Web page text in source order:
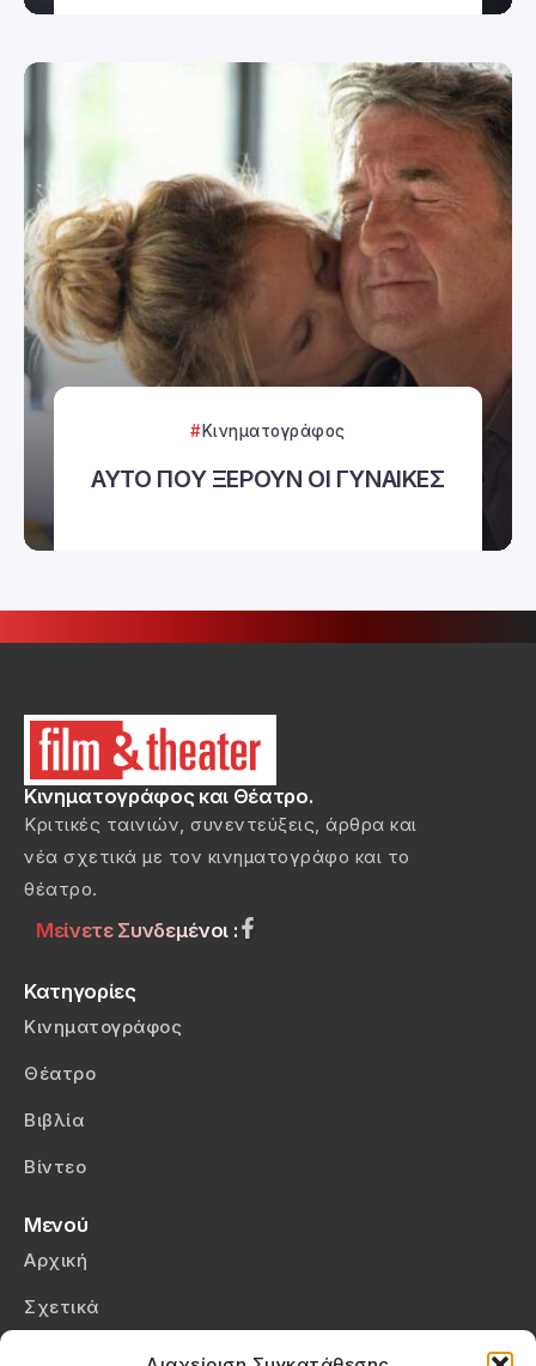
Κινηματογράφος
ΑΥΤΟ ΠΟΥ ΞΕΡΟΥΝ ΟΙ ΓΥΝΑΙΚΕΣ
Κινηματογράφος και Θέατρο.
Κριτικές ταινιών, συνεντεύξεις, άρθρα και
νέα σχετικά με τον κινηματογράφο και το
θέατρο.
Μείνετε Συνδεμένοι :
Κατηγορίες
Κινηματογράφος
Θέατρο
Βιβλία
Βίντεο
Μενού
Αρχική
Σχετικά